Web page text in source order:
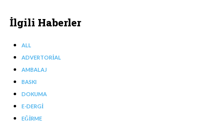
İlgili Haberler
ALL
ADVERTORIAL
AMBALAJ
BASKI
DOKUMA
E-DERGI
EĞIRME